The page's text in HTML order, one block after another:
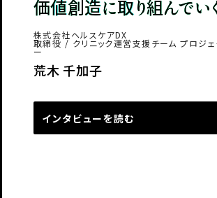
価値創造に取り組んでい
株式会社ヘルスケアDX
取締役 / クリニック運営支援チーム プロジェ
ー
荒木 千加子
インタビューを読む